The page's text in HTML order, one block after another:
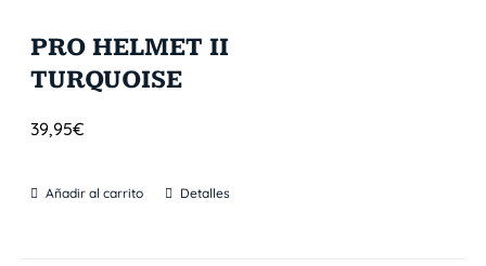
PRO HELMET II
TURQUOISE
39,95€
Añadir al carrito Detalles